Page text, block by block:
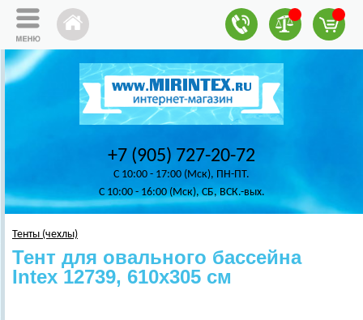
+7 (905) 727-20-72
C 10:00 - 17:00 (Мск), ПН-ПТ.
C 10:00 - 16:00 (Мск), СБ, ВСК.-вых.
Тенты (чехлы)
Тент для овального бассейна
Intex 12739, 610х305 см